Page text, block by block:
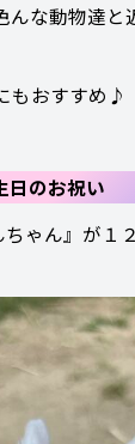
んな動物達と
もおすすめ♪
日のお祝い
ゃん』が１